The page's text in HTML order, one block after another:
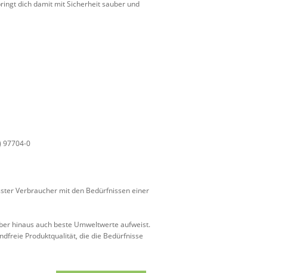
dich damit mit Sicherheit sauber und
97704-0
Verbraucher mit den Bedürfnissen einer
hinaus auch beste Umweltwerte aufweist.
Produktqualität, die die Bedürfnisse